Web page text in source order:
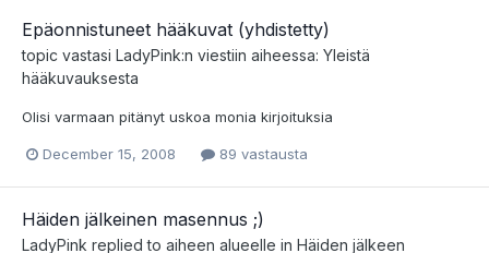
Epäonnistuneet hääkuvat (yhdistetty)
topic vastasi LadyPink:n viestiin aiheessa: Yleistä
hääkuvauksesta
Olisi varmaan pitänyt uskoa monia kirjoituksia
December 15, 2008 89 vastausta
Häiden jälkeinen masennus ;)
LadyPink replied to aiheen alueelle in Häiden jälkeen